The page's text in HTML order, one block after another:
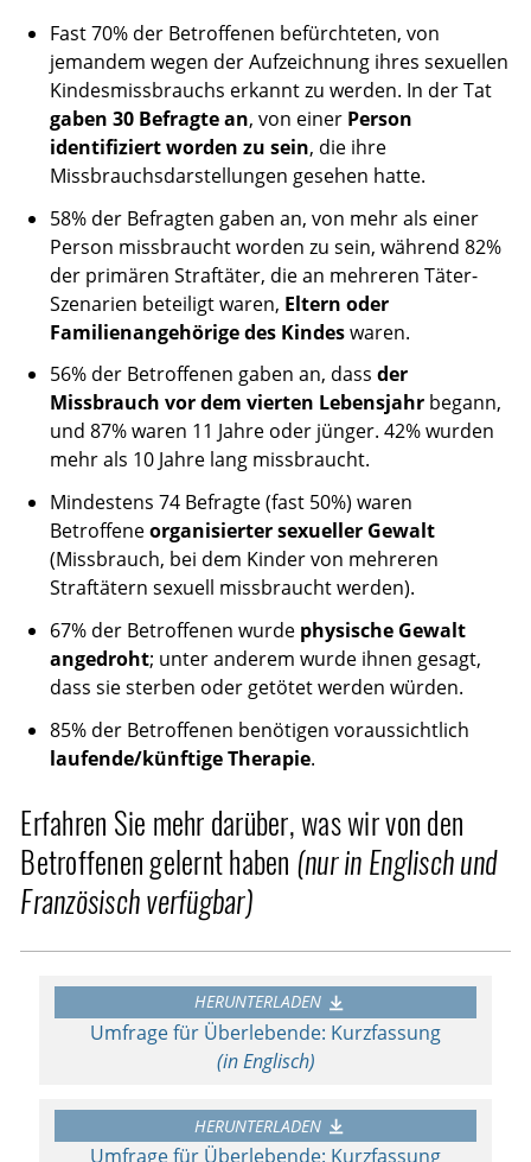
Fast 70% der Betroffenen befürchteten, von
jemandem wegen der Aufzeichnung ihres sexuellen
Kindesmissbrauchs erkannt zu werden. In der Tat
gaben 30 Befragte an, von einer Person
identifiziert worden zu sein, die ihre
Missbrauchsdarstellungen gesehen hatte.
58% der Befragten gaben an, von mehr als einer
Person missbraucht worden zu sein, während 82%
der primären Straftäter, die an mehreren Täter-
Szenarien beteiligt waren, Eltern oder
Familienangehörige des Kindeswaren.
56% der Betroffenen gaben an, dass der
Missbrauch vor dem vierten Lebensjahrbegann,
und 87% waren 11 Jahre oder jünger. 42% wurden
mehr als 10 Jahre lang missbraucht.
Mindestens 74 Befragte (fast 50%) waren
Betroffeneorganisierter sexueller Gewalt
(Missbrauch, bei dem Kinder von mehreren
Straftätern sexuell missbraucht werden).
67% der Betroffenen wurde physische Gewalt
angedroht; unter anderem wurde ihnen gesagt,
dass sie sterben oder getötet werden würden.
85% der Betroffenen benötigen voraussichtlich
laufende/künftige Therapie.
Erfahren Sie mehr darüber, was wir von den
Betroffenen gelernt haben (nur in Englisch und
Französisch verfügbar)
HERUNTERLADEN
Umfrage für Überlebende: Kurzfassung
(in Englisch)
HERUNTERLADEN
Umfrage für Überlebende: Kurzfassung